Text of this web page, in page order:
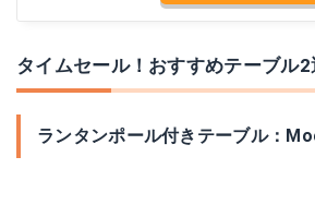
タイムセール！おすすめテーブル2
ランタンポール付きテーブル：